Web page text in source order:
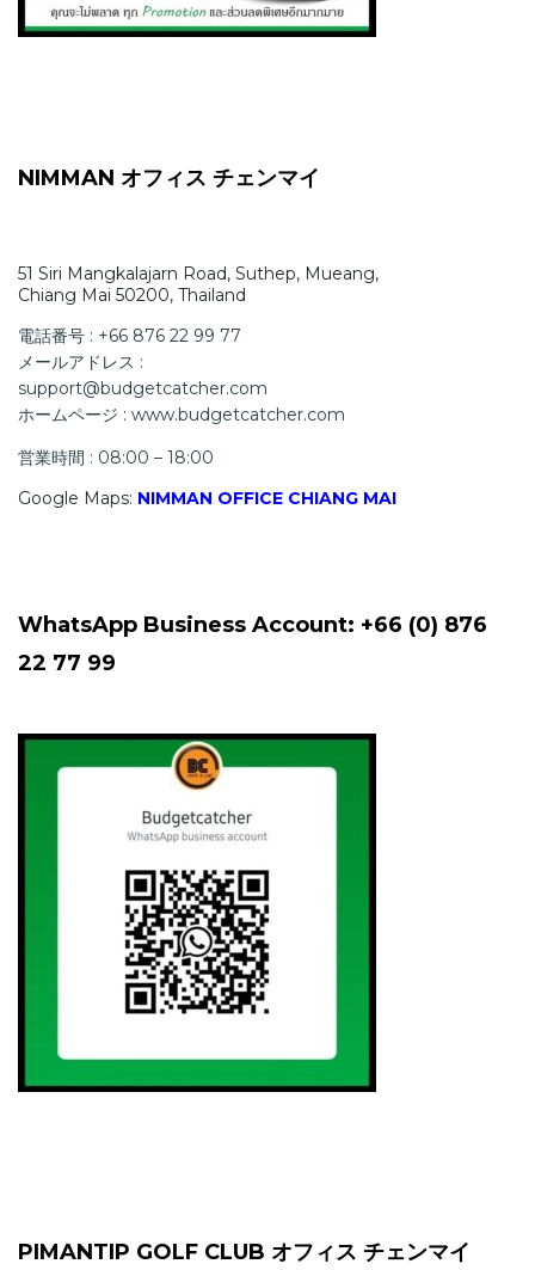
NIMMAN オフィス チェンマイ
51 Siri Mangkalajarn Road, Suthep, Mueang,
Chiang Mai 50200, Thailand
電話番号 : +66 876 22 99 77
メールアドレス :
support@budgetcatcher.com
ホームページ : www.budgetcatcher.com
営業時間 : 08:00 – 18:00
Google Maps: NIMMAN OFFICE CHIANG MAI
WhatsApp Business Account: +66 (0) 876
22 77 99
PIMANTIP GOLF CLUB オフィス チェンマイ